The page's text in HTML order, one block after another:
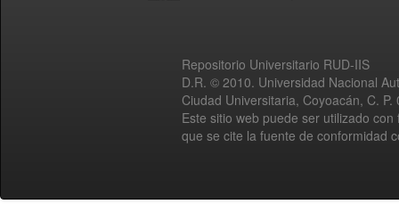
Repositorio Universitario RUD-IIS
D.R. © 2010. Universidad Nacional
Ciudad Universitaria, Coyoacán, C.
Este sitio web puede ser utilizado
que se cite la fuente de conformidad